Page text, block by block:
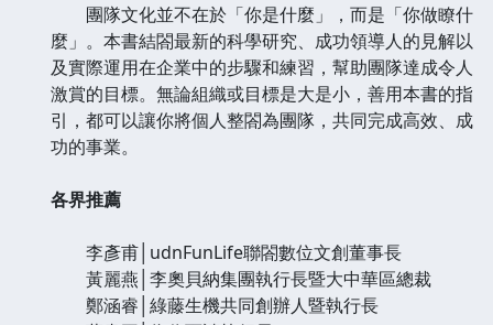
團隊文化並不在於「你是什麼」，而是「你做瞭什
麼」。本書結閤最新的科學研究、成功領導人的見解以
及實際運用在企業中的步驟和練習，幫助團隊達成令人
激賞的目標。無論組織或目標是大是小，善用本書的指
引，都可以讓你將個人整閤為團隊，共同完成高效、成
功的事業。
各界推薦
李彥甫│udnFunLife聯閤數位文創董事長
黃麗燕│李奧貝納集團執行長暨大中華區總裁
鄭涵睿│綠藤生機共同創辦人暨執行長